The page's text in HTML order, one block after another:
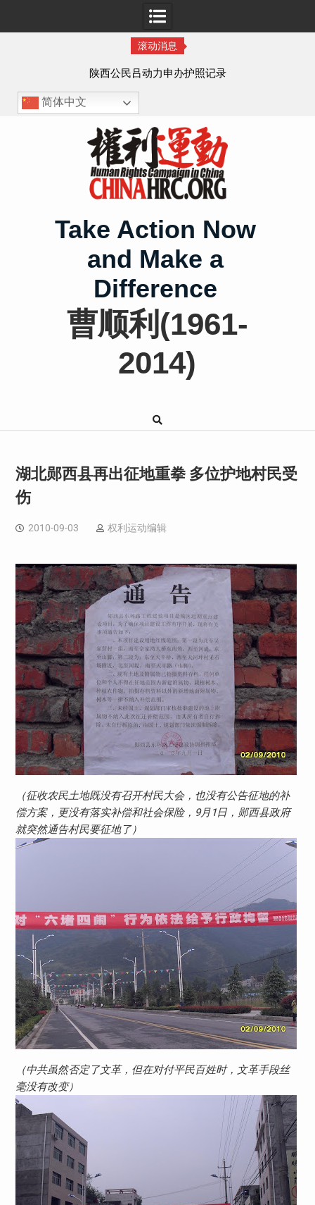
滚动消息
陕西公民吕动力申办护照记录
简体中文
Take Action Now
and Make a
Difference
曹顺利(1961-
2014)
湖北郧西县再出征地重拳 多位护地村民受
伤
2010-09-03 权利运动编辑
（征收农民土地既没有召开村民大会，也没有公告征地的补
偿方案，更没有落实补偿和社会保险，9月1日，郧西县政府
就突然通告村民要征地了）
（中共虽然否定了文革，但在对付平民百姓时，文革手段丝
毫没有改变）